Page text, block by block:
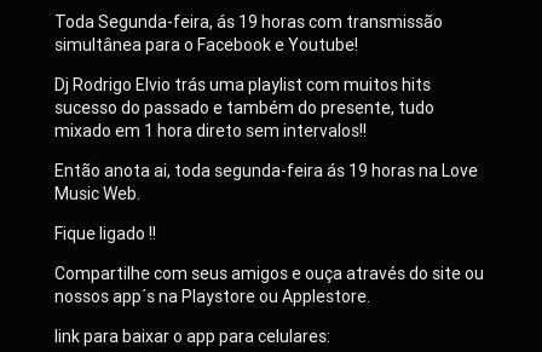
Toda Segunda-feira, ás 19 horas com transmissão
simultânea para o Facebook e Youtube!
Dj Rodrigo Elvio trás uma playlist com muitos hits
sucesso do passado e também do presente, tudo
mixado em 1 hora direto sem intervalos!!
Então anota ai, toda segunda-feira ás 19 horas na Love
Music Web.
Fique ligado !!
Compartilhe com seus amigos e ouça através do site ou
nossos app´s na Playstore ou Applestore.
link para baixar o app para celulares: